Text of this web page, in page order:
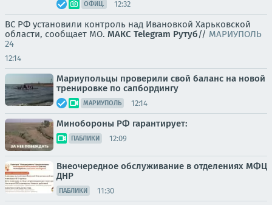
ОФИЦ. 12:32
ВС РФ установили контроль над Ивановкой Харьковской
области, сообщает МО. МАКС Telegram Рутуб// МАРИУПОЛЬ
24
12:14
Мариупольцы проверили свой баланс на новой
тренировке по сапбордингу
МАРИУПОЛЬ 12:14
Минобороны РФ гарантирует:
ПАБЛИКИ 12:09
Внеочередное обслуживание в отделениях МФЦ
ДНР
ПАБЛИКИ 11:30